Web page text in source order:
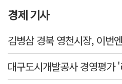
경제 기사